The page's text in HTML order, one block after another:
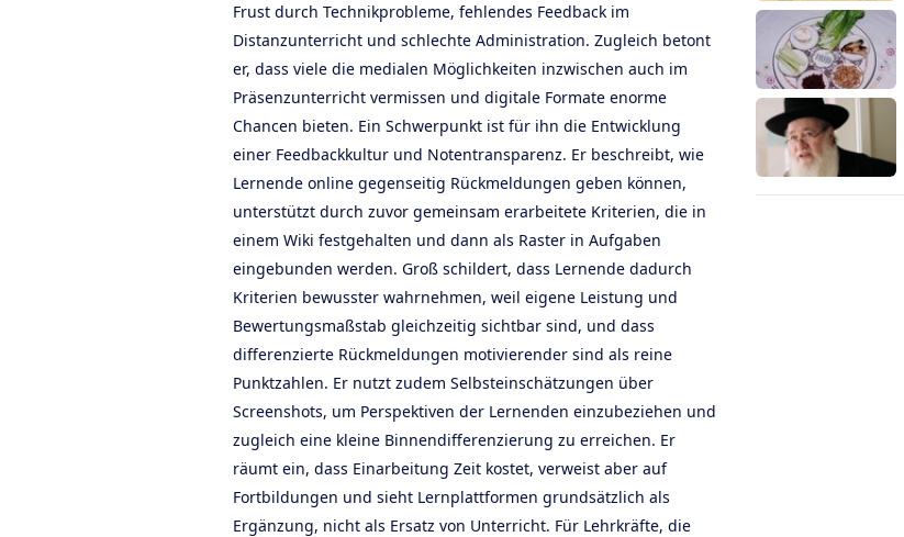
Frust durch Technikprobleme, fehlendes Feedback im
Distanzunterricht und schlechte Administration. Zugleich betont
er, dass viele die medialen Möglichkeiten inzwischen auch im
Präsenzunterricht vermissen und digitale Formate enorme
Chancen bieten. Ein Schwerpunkt ist für ihn die Entwicklung
einer Feedbackkultur und Notentransparenz. Er beschreibt, wie
Lernende online gegenseitig Rückmeldungen geben können,
unterstützt durch zuvor gemeinsam erarbeitete Kriterien, die in
einem Wiki festgehalten und dann als Raster in Aufgaben
eingebunden werden. Groß schildert, dass Lernende dadurch
Kriterien bewusster wahrnehmen, weil eigene Leistung und
Bewertungsmaßstab gleichzeitig sichtbar sind, und dass
differenzierte Rückmeldungen motivierender sind als reine
Punktzahlen. Er nutzt zudem Selbsteinschätzungen über
Screenshots, um Perspektiven der Lernenden einzubeziehen und
zugleich eine kleine Binnendifferenzierung zu erreichen. Er
räumt ein, dass Einarbeitung Zeit kostet, verweist aber auf
Fortbildungen und sieht Lernplattformen grundsätzlich als
Ergänzung, nicht als Ersatz von Unterricht. Für Lehrkräfte, die